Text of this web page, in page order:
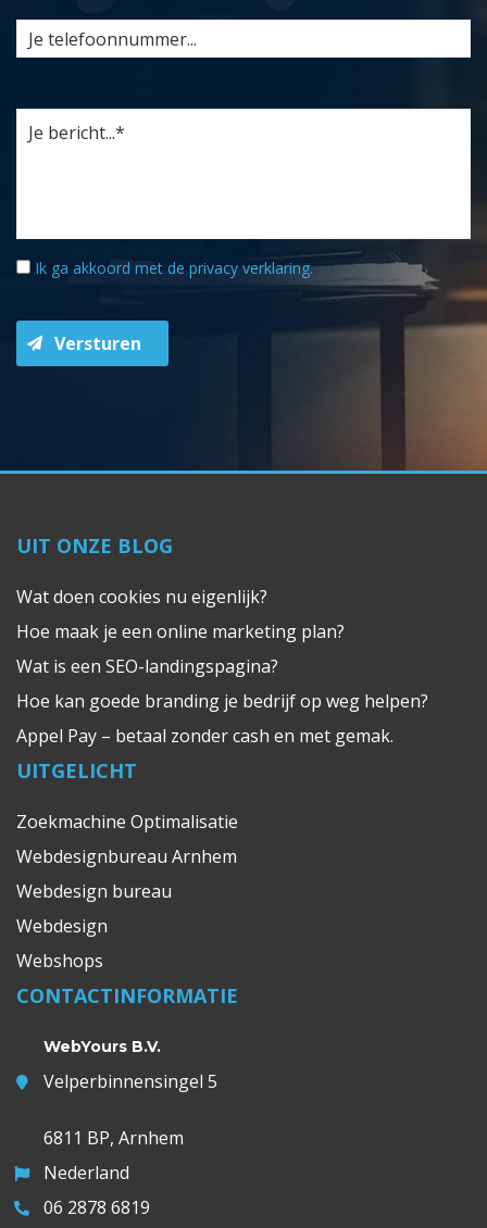
Ik ga akkoord met de privacy verklaring.
Versturen
UIT ONZE BLOG
Wat doen cookies nu eigenlijk?
Hoe maak je een online marketing plan?
Wat is een SEO-landingspagina?
Hoe kan goede branding je bedrijf op weg helpen?
Appel Pay – betaal zonder cash en met gemak.
UITGELICHT
Zoekmachine Optimalisatie
Webdesignbureau Arnhem
Webdesign bureau
Webdesign
Webshops
CONTACTINFORMATIE
WebYours B.V.
Velperbinnensingel 5
6811 BP, Arnhem
Nederland
06 2878 6819